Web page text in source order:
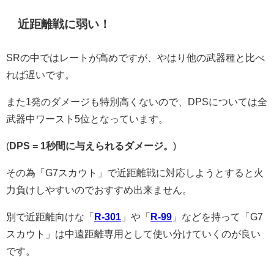
近距離戦に弱い！
SRの中ではレートが高めですが、やはり他の武器種と比べ
れば遅いです。
また1発のダメージも特別高くないので、DPSについては全
武器中ワースト5位となっています。
(DPS = 1秒間に与えられるダメージ。 )
その為「G7スカウト」で近距離戦に対応しようとすると火
力負けしやすいのでおすすめ出来ません。
別で近距離向けな「 R-301 」や「 R-99 」などを持って「G7
スカウト」は中遠距離専用として使い分けていくのが良い
です。